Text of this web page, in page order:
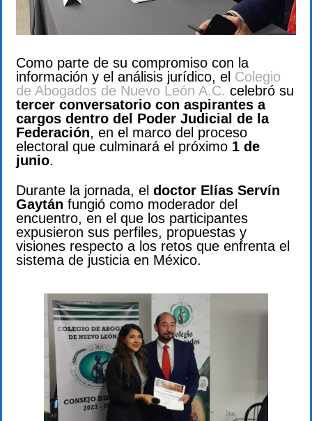
Como parte de su compromiso con la
información y el análisis jurídico, el Colegio
de Abogados de Nuevo León A.C. celebró su
tercer conversatorio con aspirantes a
cargos dentro del Poder Judicial de la
Federación, en el marco del proceso
electoral que culminará el próximo 1 de
junio.
Durante la jornada, el doctor Elías Servín
Gaytán fungió como moderador del
encuentro, en el que los participantes
expusieron sus perfiles, propuestas y
visiones respecto a los retos que enfrenta el
sistema de justicia en México.